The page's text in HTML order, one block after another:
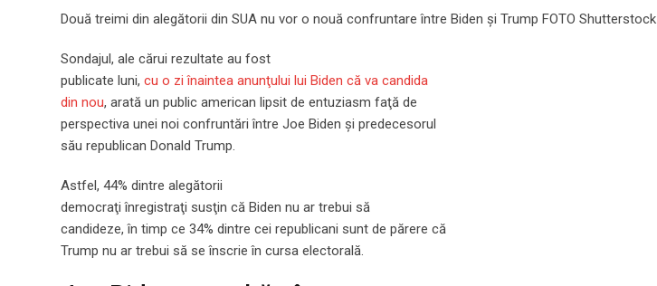
Două treimi din alegătorii din SUA nu vor o nouă confruntare între Biden și Trump FOTO Shutterstock
Sondajul, ale cărui rezultate au fost
publicate luni, cu o zi înaintea anunţului lui Biden că va candida
din nou, arată un public american lipsit de entuziasm faţă de
perspectiva unei noi confruntări între Joe Biden şi predecesorul
său republican Donald Trump.
Astfel, 44% dintre alegătorii
democraţi înregistraţi susţin că Biden nu ar trebui să
candideze, în timp ce 34% dintre cei republicani sunt de părere că
Trump nu ar trebui să se înscrie în cursa electorală.